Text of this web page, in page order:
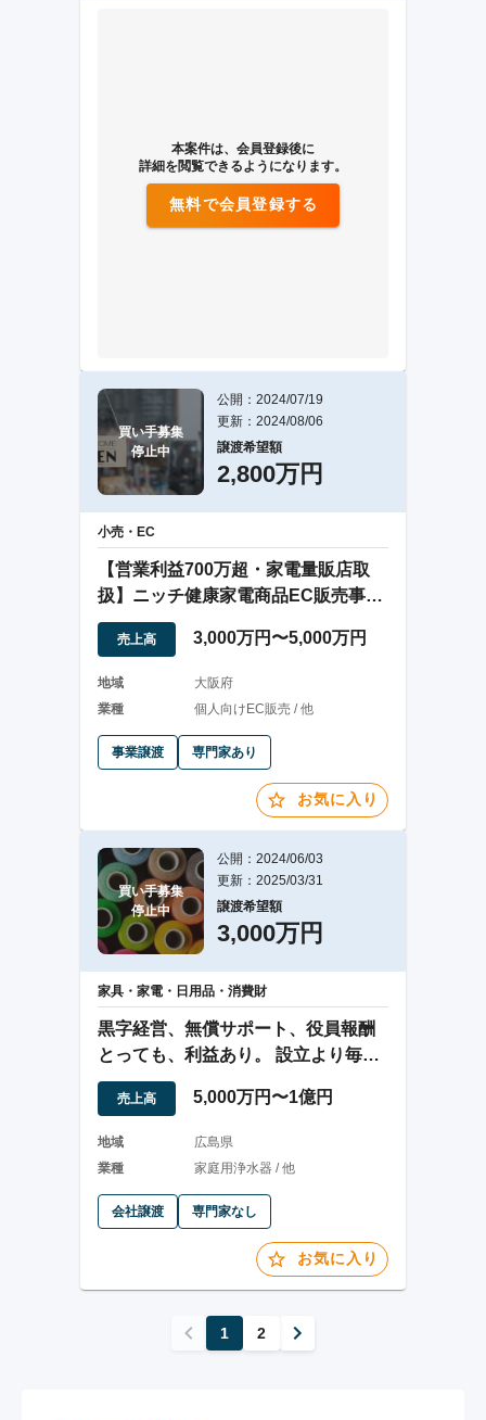
本案件は、会員登録後に
詳細を閲覧できるようになります。
無料で会員登録する
買い手募集
停止中
公開：2024/07/19
更新：2024/08/06
譲渡希望額
2,800万円
小売・EC
【営業利益700万超・家電量販店取
扱】ニッチ健康家電商品EC販売事業
の事業譲渡
売上高 3,000万円〜5,000万円
地域
大阪府
業種
個人向けEC販売 / 他
事業譲渡 専門家あり
お気に入り
買い手募集
停止中
公開：2024/06/03
更新：2025/03/31
譲渡希望額
3,000万円
家具・家電・日用品・消費財
黒字経営、無償サポート、役員報酬
とっても、利益あり。 設立より毎年
利益あり。
売上高 5,000万円〜1億円
地域
広島県
業種
家庭用浄水器 / 他
会社譲渡 専門家なし
お気に入り
1 2